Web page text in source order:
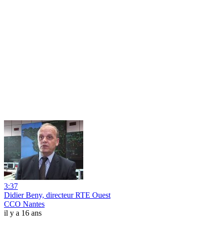
3:37
Didier Beny, directeur RTE Ouest
CCO Nantes
il y a 16 ans